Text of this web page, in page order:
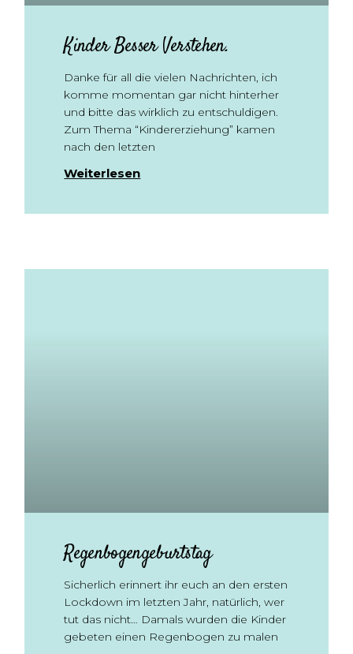
Kinder Besser Verstehen.
Danke für all die vielen Nachrichten, ich
komme momentan gar nicht hinterher
und bitte das wirklich zu entschuldigen.
Zum Thema “Kindererziehung” kamen
nach den letzten
Weiterlesen
Regenbogengeburtstag
Sicherlich erinnert ihr euch an den ersten
Lockdown im letzten Jahr, natürlich, wer
tut das nicht… Damals wurden die Kinder
gebeten einen Regenbogen zu malen